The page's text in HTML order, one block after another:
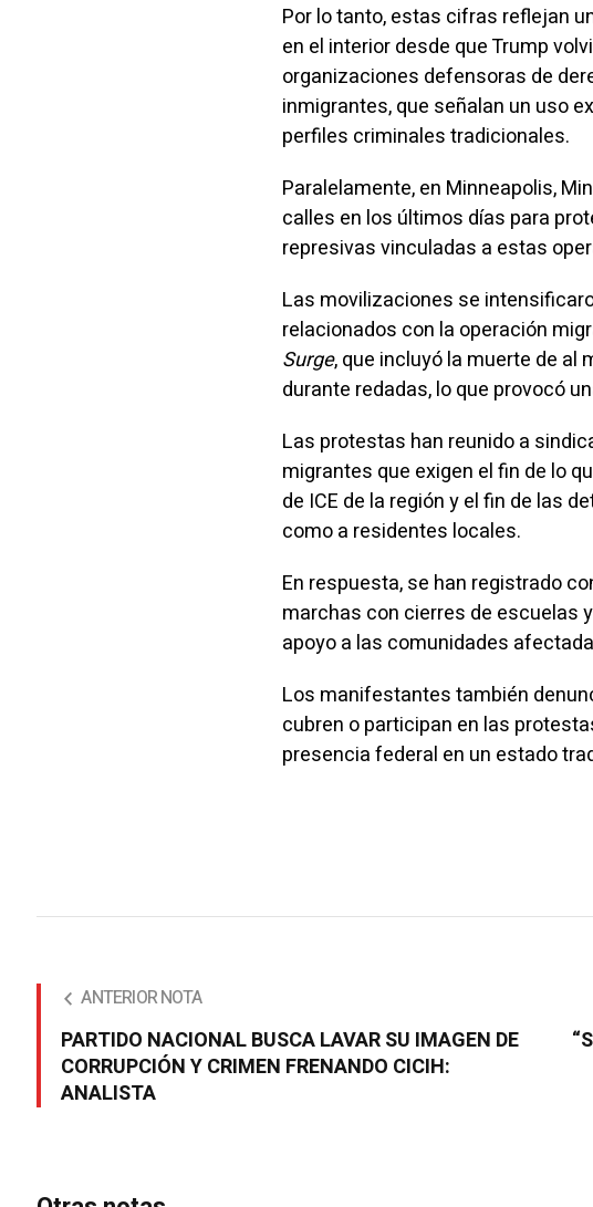
Por lo tanto, estas cifras reflejan
en el interior desde que Trump
organizaciones defensoras de
inmigrantes, que señalan un uso
perfiles criminales tradicionales.
Paralelamente, en Minneapolis,
calles en los últimos días para
represivas vinculadas a estas
Las movilizaciones se
relacionados con la operación
Surge, que incluyó la muerte de
durante redadas, lo que provocó
Las protestas han reunido a
migrantes que exigen el fin de lo
de ICE de la región y el fin de las
como a residentes locales.
En respuesta, se han registrado
marchas con cierres de escuelas
apoyo a las comunidades
Los manifestantes también
cubren o participan en las
presencia federal en un estado
ANTERIOR NOTA
PARTIDO NACIONAL BUSCA LAVAR SU IMAGEN DE
CORRUPCIÓN Y CRIMEN FRENANDO CICIH:
ANALISTA